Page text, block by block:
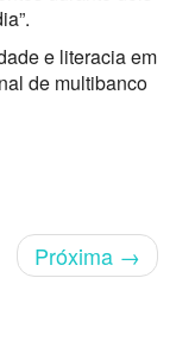
e literacia em
de multibanco
Próxima →